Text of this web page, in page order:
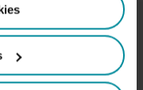
momento
.